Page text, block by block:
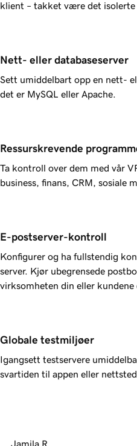
klient – takket være det isolerte
Nett- eller databaseserver
Sett umiddelbart opp en nett-
det er MySQL eller Apache.
Ressurskrevende
Ta kontroll over dem med vår
business, finans, CRM, sosiale
E-postserver-kontroll
Konfigurer og ha fullstendig
server. Kjør ubegrensede
virksomheten din eller kundene
Globale testmiljøer
Igangsett testservere
svartiden til appen eller
Jamila R.